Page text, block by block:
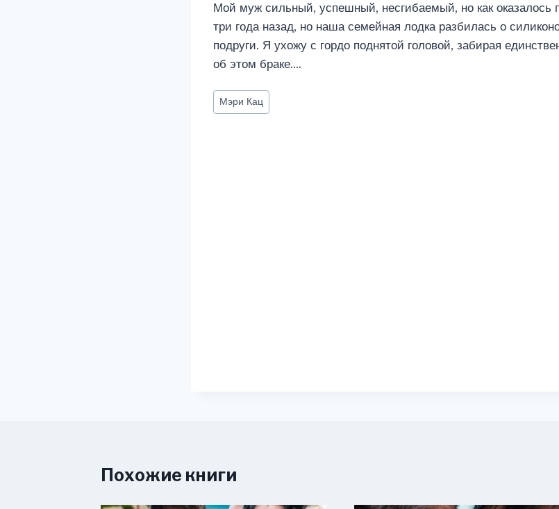
Мой муж сильный, успешный, несгибаемый, но как оказалось
три года назад, но наша семейная лодка разбилась о
подруги. Я ухожу с гордо поднятой головой, забирая
об этом браке….
Метки
записи:
Мэри Кац
Похожие книги